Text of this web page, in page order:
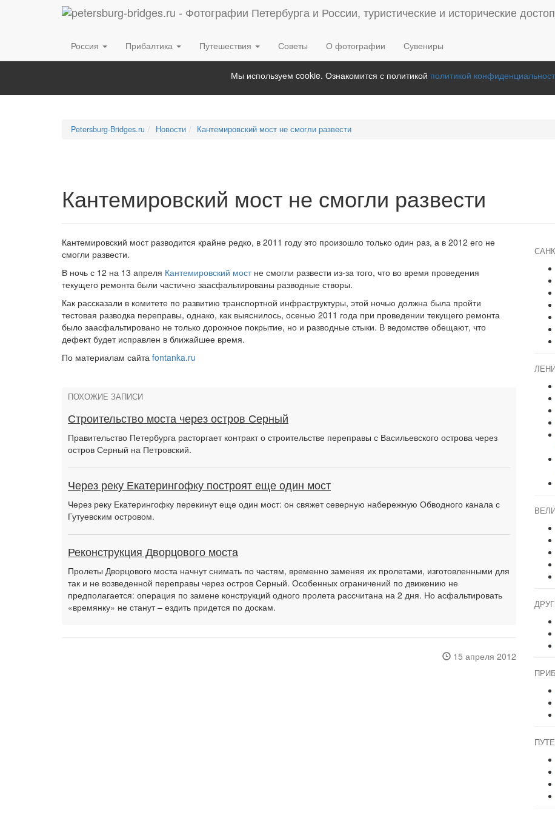
Россия Прибалтика Путешествия Советы О фотографии Сувениры
Мы используем cookie. Ознакомится с политикой политикой
Petersburg-Bridges.ru Новости Кантемировский мост не смогли развести
Кантемировский мост не смогли развести
Кантемировский мост разводится крайне редко, в 2011 году это произошло только один раз, а в 2012 его не
смогли развести.
В ночь с 12 на 13 апреля Кантемировский мостне смогли развести из-за того, что во время проведения
текущего ремонта были частично заасфальтированы разводные створы.
Как рассказали в комитете по развитию транспортной инфраструктуры, этой ночью должна была пройти
тестовая разводка переправы, однако, как выяснилось, осенью 2011 года при проведении текущего ремонта
было заасфальтировано не только дорожное покрытие, но и разводные стыки. В ведомстве обещают, что
дефект будет исправлен в ближайшее время.
По материалам сайта fontanka.ru
ПОХОЖИЕ ЗАПИСИ
Строительство моста через остров Серный
Правительство Петербурга расторгает контракт о строительстве переправы с Васильевского острова через
остров Серный на Петровский.
Через реку Екатерингофку построят еще один мост
Через реку Екатерингофку перекинут еще один мост: он свяжет северную набережную Обводного канала с
Гутуевским островом.
Реконструкция Дворцового моста
Пролеты Дворцового моста начнут снимать по частям, временно заменяя их пролетами, изготовленными для
так и не возведенной переправы через остров Серный. Особенных ограничений по движению не
предполагается: операция по замене конструкций одного пролета рассчитана на 2 дня. Но асфальтировать
«времянку» не станут – ездить придется по доскам.
15 апреля 2012